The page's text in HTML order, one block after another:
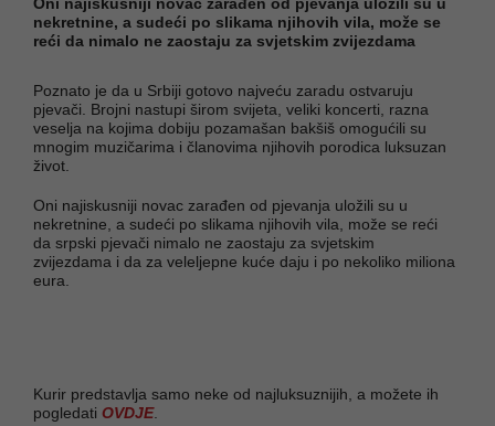
nekretnine, a sudeći po slikama njihovih vila, može se
reći da nimalo ne zaostaju za svjetskim zvijezdama
Poznato je da u Srbiji gotovo najveću zaradu ostvaruju
pjevači. Brojni nastupi širom svijeta, veliki koncerti, razna
veselja na kojima dobiju pozamašan bakšiš omogućili su
mnogim muzičarima i članovima njihovih porodica luksuzan
život.
Oni najiskusniji novac zarađen od pjevanja uložili su u
nekretnine, a sudeći po slikama njihovih vila, može se reći
da srpski pjevači nimalo ne zaostaju za svjetskim
zvijezdama i da za veleljepne kuće daju i po nekoliko miliona
eura.
Kurir predstavlja samo neke od najluksuznijih, a možete ih
pogledati OVDJE.